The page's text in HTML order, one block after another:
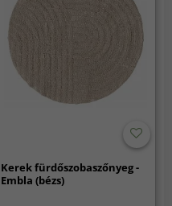
Kerek fürdőszobaszőnyeg -
Embla (bézs)